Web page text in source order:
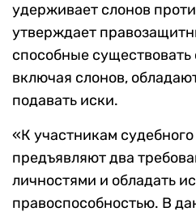
удерживает слонов
утверждает
способные существовать
включая слонов,
подавать иски.
«К участникам
предъявляют два
личностями и обладать
правоспособностью. В